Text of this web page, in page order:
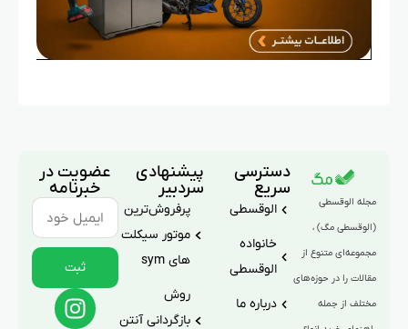
مجله الوقسطی
(الوقسطی مگ) ،
مجموعه‌ای متنوع از
مقالات را در حوزه‌های
مختلف از جمله
دسترسی
سریع
الوقسطی
خانواده
الوقسطی
درباره ما
پیشنهادی
سردبیر
پرفروش‌ترین
موتور سیکلت
های sym
روش
بازگردانی آنتن
عضویت در
خبرنامه
ثبت